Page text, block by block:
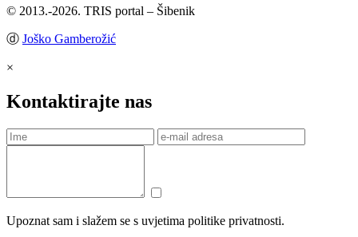
© 2013.-2026. TRIS portal – Šibenik
ⓓ Joško Gamberožić
×
Kontaktirajte nas
Upoznat sam i slažem se s uvjetima politike privatnosti.